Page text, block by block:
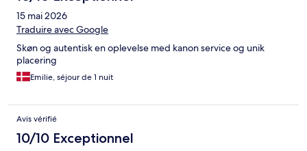
15 mai 2026
Traduire avec Google
Skøn og autentisk en oplevelse med kanon service og unik
placering
Emilie, séjour de 1 nuit
Avis vérifié
10/10 Exceptionnel